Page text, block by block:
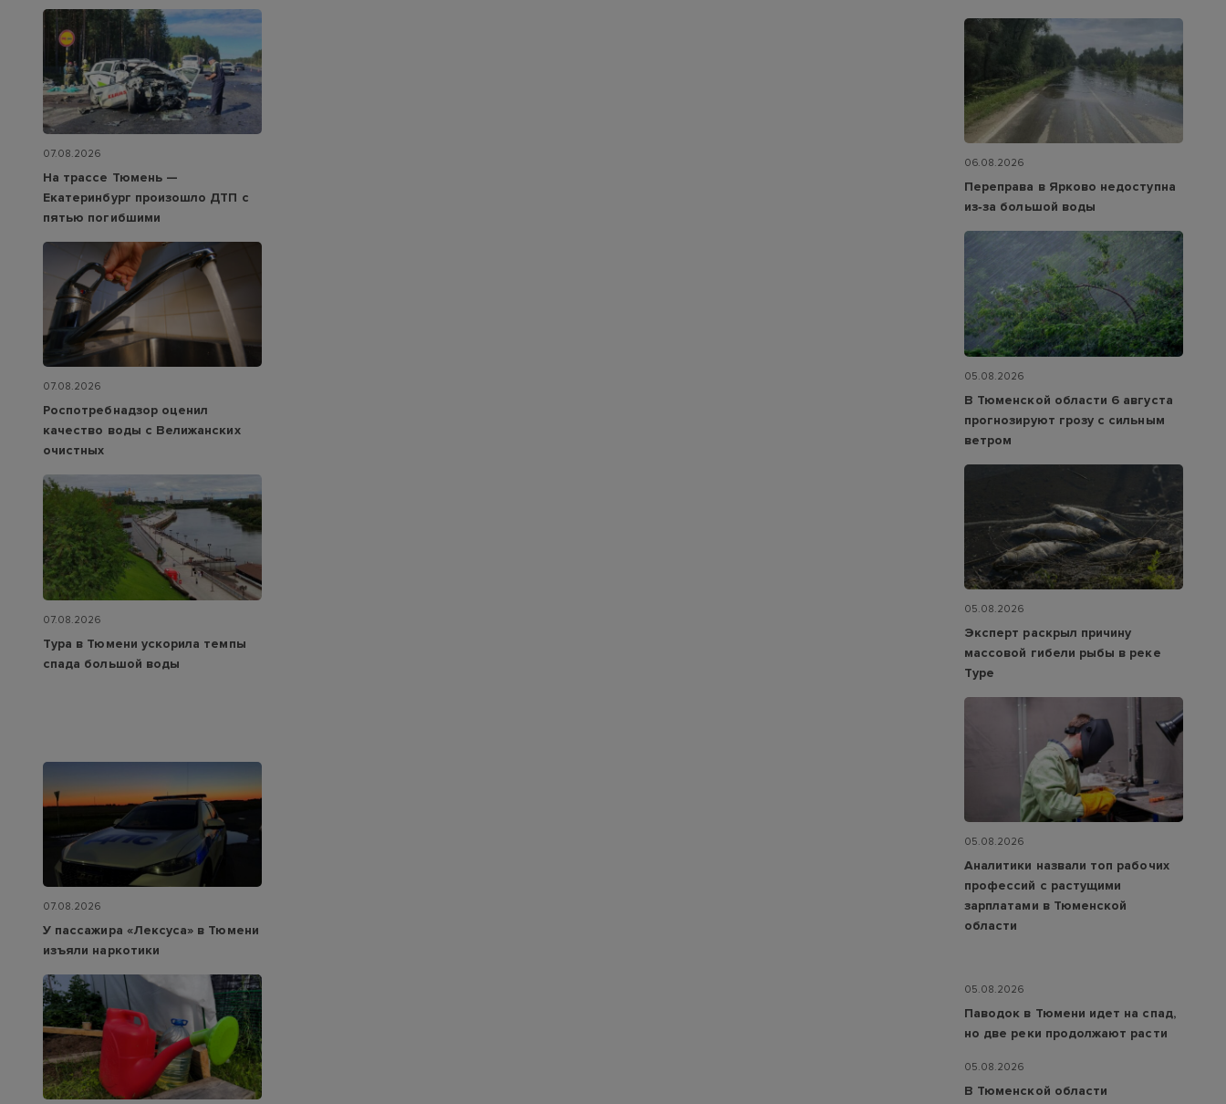
07.08.2026
На трассе Тюмень —
Екатеринбург произошло ДТП с
пятью погибшими
07.08.2026
Роспотребнадзор оценил
качество воды с Велижанских
очистных
07.08.2026
Тура в Тюмени ускорила темпы
спада большой воды
07.08.2026
У пассажира «Лексуса» в Тюмени
изъяли наркотики
06.08.2026
Переправа в Ярково недоступна
из‑за большой воды
05.08.2026
В Тюменской области 6 августа
прогнозируют грозу с сильным
ветром
05.08.2026
Эксперт раскрыл причину
массовой гибели рыбы в реке
Туре
05.08.2026
Аналитики назвали топ рабочих
профессий с растущими
зарплатами в Тюменской
области
05.08.2026
Паводок в Тюмени идет на спад,
но две реки продолжают расти
05.08.2026
В Тюменской области